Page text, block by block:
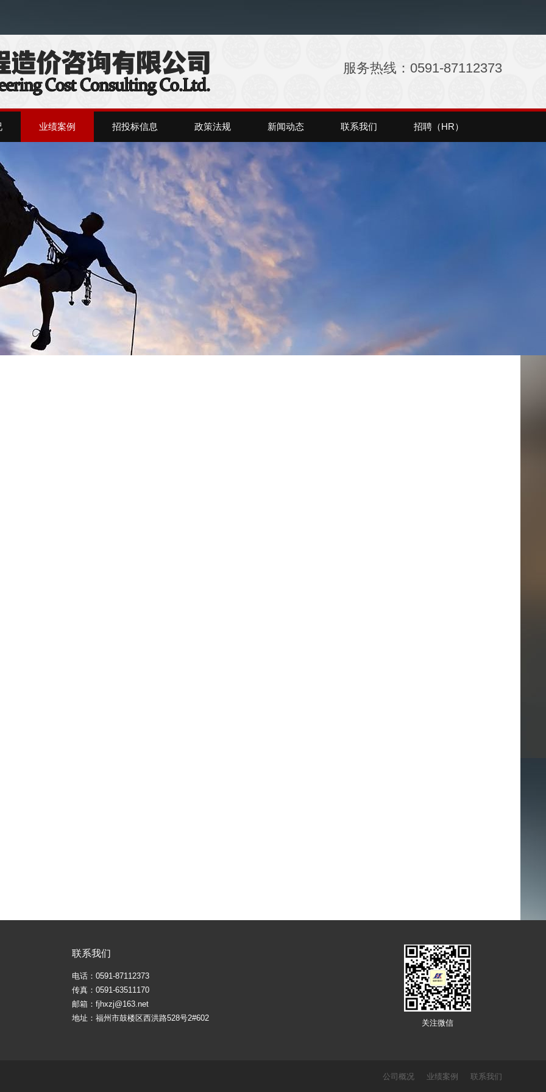
服务热线：0591-87112373
业绩案例 招投标信息 政策法规 新闻动态 联系我们 招聘（HR）
联系我们
电话：0591-87112373
传真：0591-63511170
邮箱：fjhxzj@163.net
地址：福州市鼓楼区西洪路528号2#602
关注微信
公司概况 业绩案例 联系我们